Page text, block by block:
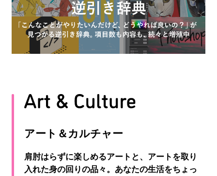
アート＆カルチャー
肩肘はらずに楽しめるアートと、アートを取り
入れた身の回りの品々。あなたの生活をちょっ